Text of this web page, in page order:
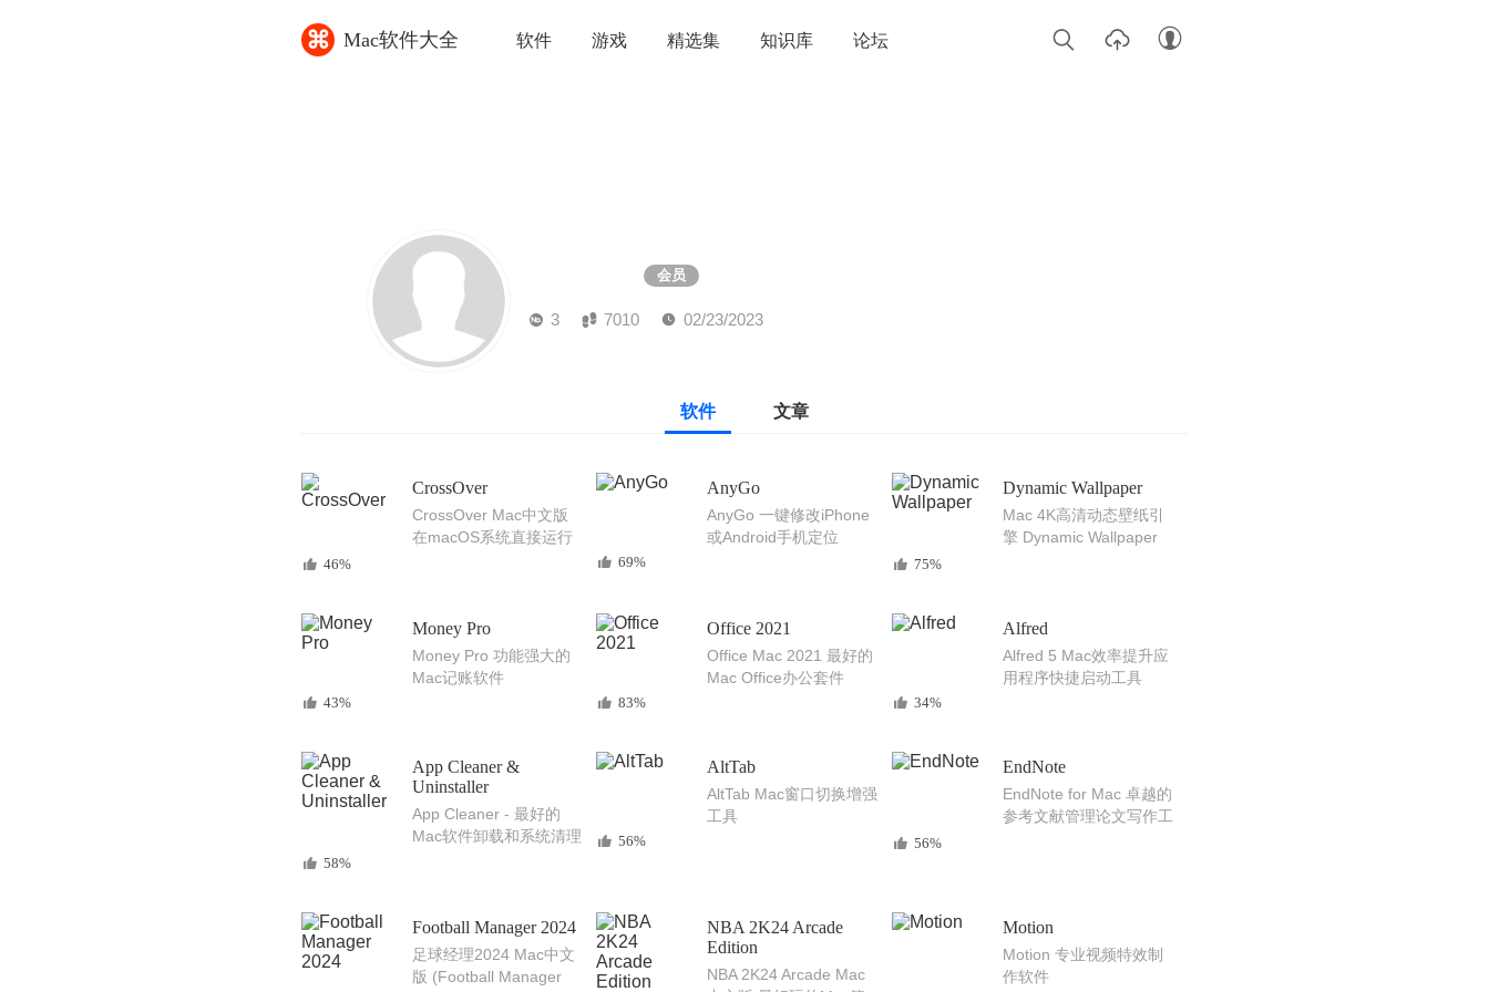
⌘ Mac软件大全 软件 游戏 精选集 知识库 论坛
会员
3 7010 02/23/2023
软件 文章
CrossOver
CrossOver Mac中文版
在macOS系统直接运行
46%
AnyGo
AnyGo 一键修改iPhone
或Android手机定位
69%
Dynamic Wallpaper
Mac 4K高清动态壁纸引
擎 Dynamic Wallpaper
75%
Money Pro
Money Pro 功能强大的
Mac记账软件
43%
Office 2021
Office Mac 2021 最好的
Mac Office办公套件
83%
Alfred
Alfred 5 Mac效率提升应
用程序快捷启动工具
34%
App Cleaner &
Uninstaller
App Cleaner - 最好的
Mac软件卸载和系统清理
58%
AltTab
AltTab Mac窗口切换增强
工具
56%
EndNote
EndNote for Mac 卓越的
参考文献管理论文写作工
56%
Football Manager 2024
足球经理2024 Mac中文
版 (Football Manager
NBA 2K24 Arcade
Edition
NBA 2K24 Arcade Mac
Motion
Motion 专业视频特效制
作软件